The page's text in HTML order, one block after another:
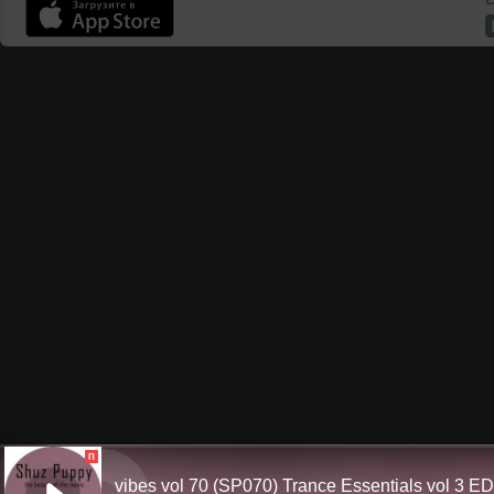
П
vibes vol 70 (SP070) Trance Essentials vol 3